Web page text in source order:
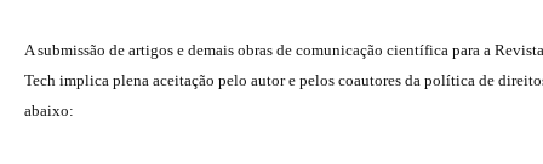
A submissão de artigos e demais obras de comunicação científica para a
Tech implica plena aceitação pelo autor e pelos coautores da política de
abaixo: